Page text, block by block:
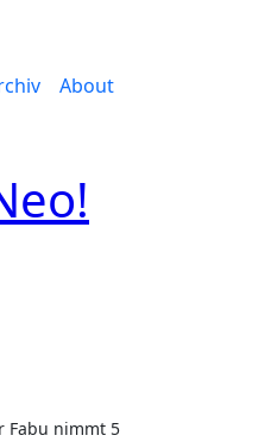
About
Fabu nimmt 5